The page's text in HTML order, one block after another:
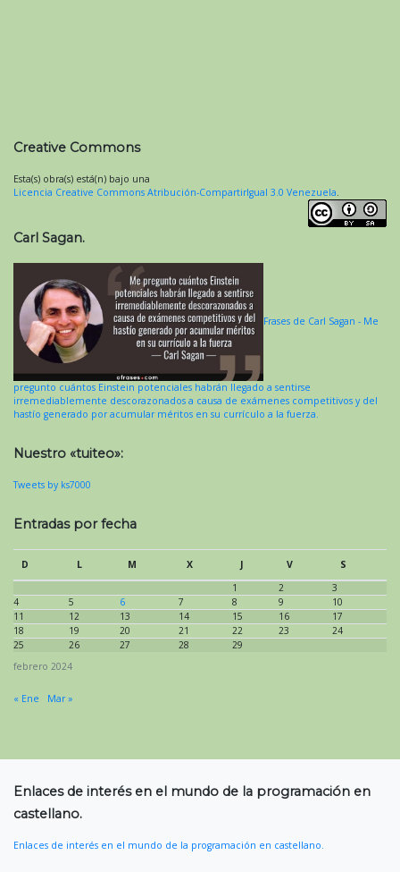
Creative Commons
Esta(s) obra(s) está(n) bajo una
Licencia Creative Commons Atribución-CompartirIgual 3.0 Venezuela.
Carl Sagan.
Frases de Carl Sagan - Me
pregunto cuántos Einstein potenciales habrán llegado a sentirse
irremediablemente descorazonados a causa de exámenes competitivos y del
hastío generado por acumular méritos en su currículo a la fuerza.
Nuestro «tuiteo»:
Tweets by ks7000
Entradas por fecha
febrero 2024
D L M X J V
S
1
2
3
4
5 6 7 8 9
10
11
12 13 14 15 16
17
18
19 20 21 22 23
24
25
26 27 28 29
« Ene Mar »
Enlaces de interés en el mundo de la programación en
castellano.
Enlaces de interés en el mundo de la programación en castellano.